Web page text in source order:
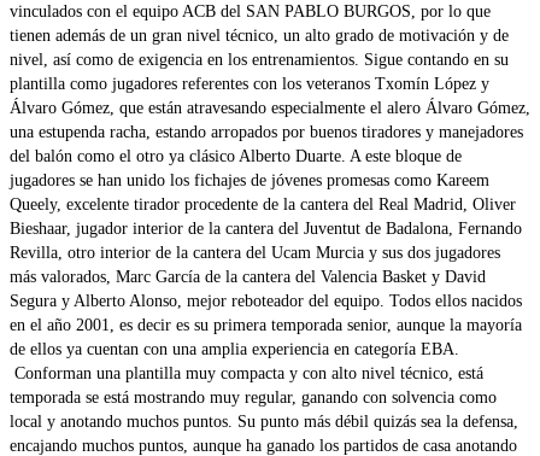
vinculados con el equipo ACB del SAN PABLO BURGOS, por lo que
tienen además de un gran nivel técnico, un alto grado de motivación y de
nivel, así como de exigencia en los entrenamientos. Sigue contando en su
plantilla como jugadores referentes con los veteranos Txomín López y
Álvaro Gómez, que están atravesando especialmente el alero Álvaro Gómez,
una estupenda racha, estando arropados por buenos tiradores y manejadores
del balón como el otro ya clásico Alberto Duarte. A este bloque de
jugadores se han unido los fichajes de jóvenes promesas como Kareem
Queely, excelente tirador procedente de la cantera del Real Madrid, Oliver
Bieshaar, jugador interior de la cantera del Juventut de Badalona, Fernando
Revilla, otro interior de la cantera del Ucam Murcia y sus dos jugadores
más valorados, Marc García de la cantera del Valencia Basket y David
Segura y Alberto Alonso, mejor reboteador del equipo. Todos ellos nacidos
en el año 2001, es decir es su primera temporada senior, aunque la mayoría
de ellos ya cuentan con una amplia experiencia en categoría EBA.
Conforman una plantilla muy compacta y con alto nivel técnico, está
temporada se está mostrando muy regular, ganando con solvencia como
local y anotando muchos puntos. Su punto más débil quizás sea la defensa,
encajando muchos puntos, aunque ha ganado los partidos de casa anotando